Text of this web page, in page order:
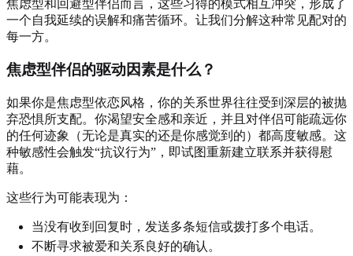
焦虑型和回避型伴侣而言，这些习得的模式相互冲突，形成了
一个自我延续的误解和痛苦循环。让我们分解这种常见配对的
每一方。
焦虑型伴侣的驱动因素是什么？
如果你是焦虑型依恋风格，你的关系世界往往受到深层的被抛
弃恐惧所支配。你渴望安全感和亲近，并且对伴侣可能疏远你
的任何迹象（无论是真实的还是你感觉到的）都高度敏感。这
种敏感性会触发“抗议行为”，即试图重新建立联系并获得慰
藉。
这些行为可能表现为：
当没有收到回复时，发送多条短信或拨打多个电话。
不断寻求被爱和关系良好的确认。